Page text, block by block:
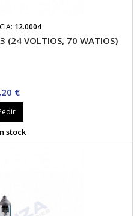
12.0004
(24 VOLTIOS, 70 WATIOS)
€
stock